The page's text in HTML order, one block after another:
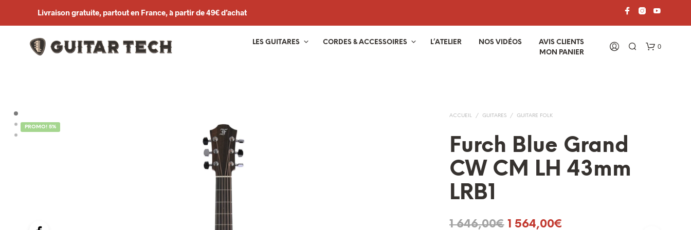
Livraison gratuite, partout en France, à partir de 49€ d’achat
LES GUITARES CORDES & ACCESSOIRES L’ATELIER NOS VIDÉOS
AVIS CLIENTS
MON PANIER
0
PROMO! 5%
ACCUEIL / GUITARES / GUITARE FOLK
Furch Blue Grand
CW CM LH 43mm
LRB1
1 646,00€ Le
1 564,00€